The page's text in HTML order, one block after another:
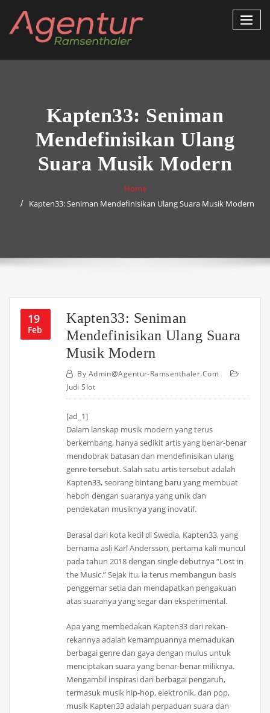
content
Kapten33: Seniman
Mendefinisikan Ulang
Suara Musik Modern
Home
Kapten33: Seniman Mendefinisikan Ulang Suara Musik Modern
19
Feb
Kapten33: Seniman
Mendefinisikan Ulang Suara
Musik Modern
By Admin@agentur-Ramsenthaler.com
Judi Slot
[ad_1]
Dalam lanskap musik modern yang terus
berkembang, hanya sedikit artis yang benar-benar
mendobrak batasan dan mendefinisikan ulang
genre tersebut. Salah satu artis tersebut adalah
Kapten33, seorang bintang baru yang membuat
heboh dengan suaranya yang unik dan
pendekatan musiknya yang inovatif.
Berasal dari kota kecil di Swedia, Kapten33, yang
bernama asli Karl Andersson, pertama kali muncul
pada tahun 2018 dengan single debutnya “Lost in
the Music.” Sejak itu, ia terus membangun basis
penggemar setia dan mendapatkan pengakuan
atas suaranya yang segar dan eksperimental.
Apa yang membedakan Kapten33 dari rekan-
rekannya adalah kemampuannya memadukan
berbagai genre dan gaya dengan mulus untuk
menciptakan suara yang benar-benar miliknya.
Mengambil inspirasi dari berbagai pengaruh,
termasuk musik hip-hop, elektronik, dan pop,
musik Kapten33 adalah perpaduan suara dan